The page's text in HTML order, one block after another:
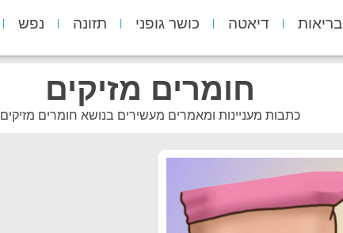
בריאות דיאטה כושר גופני תזונה נפש
חומרים מזיקים
כתבות מעניינות ומאמרים מעשירים בנושא חומרים מזיקים